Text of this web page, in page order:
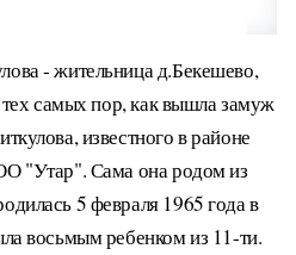
- жительница д.Бекешево,
тех самых пор, как вышла замуж
известного в районе
"Утар". Сама она родом из
5 февраля 1965 года в
восьмым ребенком из 11-ти.